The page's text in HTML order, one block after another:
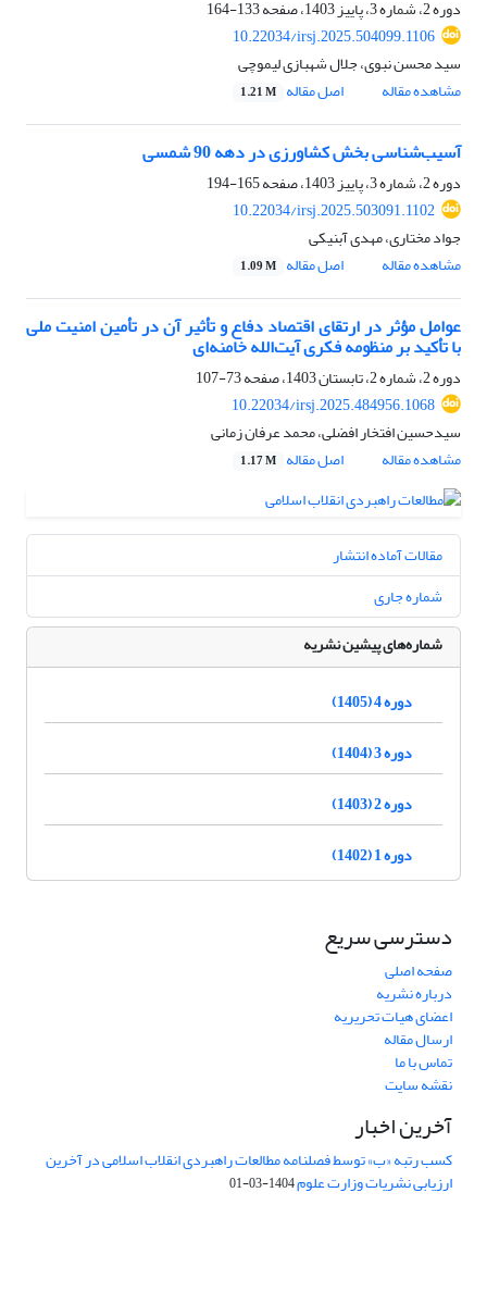
دوره 2، شماره 3، پاییز 1403، صفحه
133-164
10.22034/irsj.2025.504099.1106
سید محسن نبوی، جلال شهبازی لیموچی
مشاهده مقاله
اصل مقاله 1.21 M
آسیب‌شناسی بخش کشاورزی در دهه 90 شمسی
دوره 2، شماره 3، پاییز 1403، صفحه
165-194
10.22034/irsj.2025.503091.1102
جواد مختاری، مهدی آبنیکی
مشاهده مقاله
اصل مقاله 1.09 M
عوامل مؤثر در ارتقای اقتصاد دفاع و تأثیر آن در تأمین امنیت ملی
با تأکید بر منظومه فکری آیت‌الله خامنه‌ای
دوره 2، شماره 2، تابستان 1403، صفحه
73-107
10.22034/irsj.2025.484956.1068
سیدحسین افتخار افضلی، محمد عرفان زمانی
مشاهده مقاله
اصل مقاله 1.17 M
مقالات آماده انتشار
شماره جاری
شماره‌های پیشین نشریه
دوره 4 (1405)
دوره 3 (1404)
دوره 2 (1403)
دوره 1 (1402)
دسترسی سریع
صفحه اصلی
درباره نشریه
اعضای هیات تحریریه
ارسال مقاله
تماس با ما
نقشه سایت
آخرین اخبار
کسب رتبه «ب» توسط فصلنامه مطالعات راهبردی انقلاب اسلامی در آخرین
ارزیابی نشریات وزارت علوم1404-03-01